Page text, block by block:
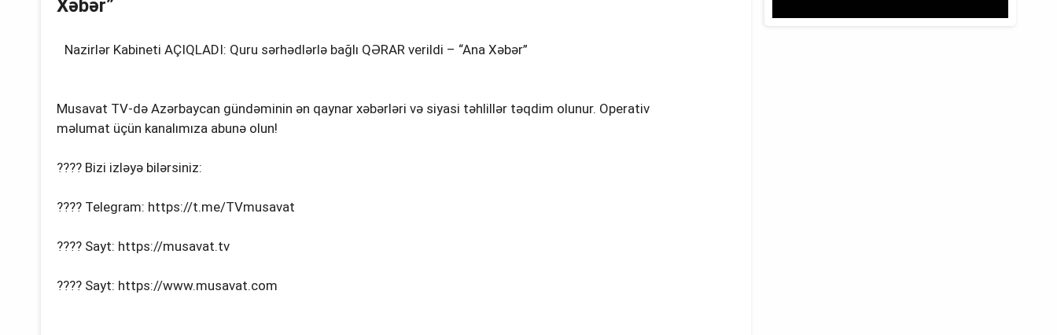
Xəbər”
Nazirlər Kabineti AÇIQLADI: Quru sərhədlərlə bağlı QƏRAR verildi – “Ana Xəbər”
Musavat TV-də Azərbaycan gündəminin ən qaynar xəbərləri və siyasi təhlillər təqdim olunur. Operativ
məlumat üçün kanalımıza abunə olun!
???? Bizi izləyə bilərsiniz:
???? Telegram: https://t.me/TVmusavat
???? Sayt: https://musavat.tv
???? Sayt: https://www.musavat.com